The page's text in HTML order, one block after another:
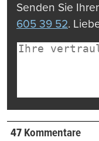
Senden Sie
605 39 52.
47 Kommentare